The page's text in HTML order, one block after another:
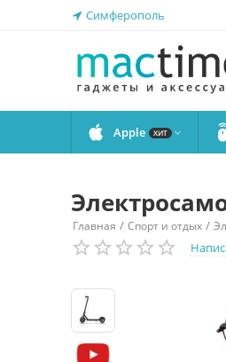
Симферополь
Apple ХИТ 
Главная / Спорт и отдых /